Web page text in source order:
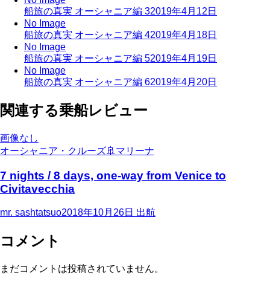
船旅の真実 オーシャニア編 32019年4月12日
No Image
船旅の真実 オーシャニア編 42019年4月18日
No Image
船旅の真実 オーシャニア編 52019年4月19日
No Image
船旅の真実 オーシャニア編 62019年4月20日
関連する乗船レビュー
画像なし
オーシャニア・クルーズ🚢 マリーナ
7 nights / 8 days, one-way from Venice to
Civitavecchia
mr. sashtatsuo2018年10月26日 出航
コメント
まだコメントは投稿されていません。